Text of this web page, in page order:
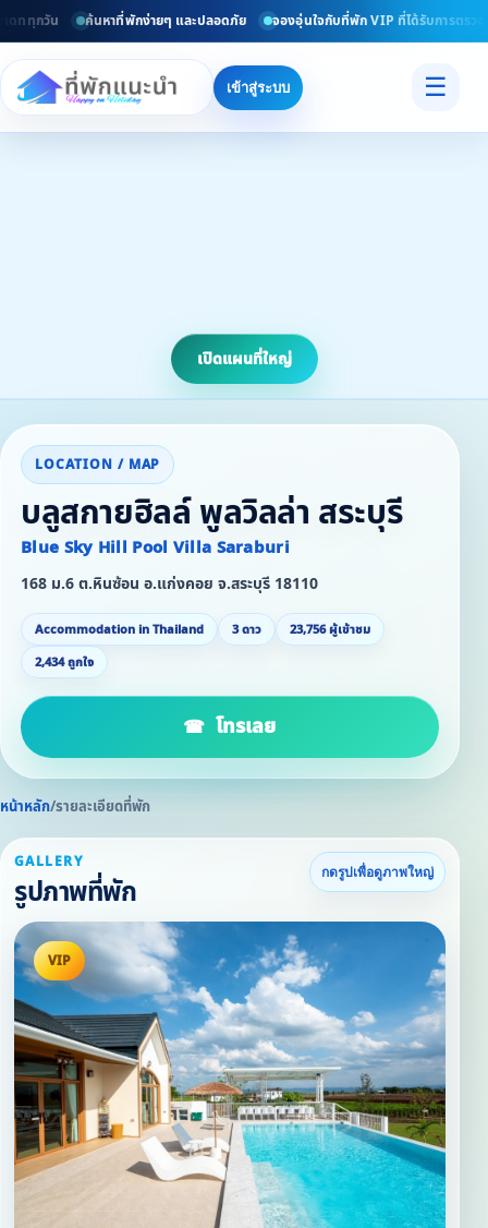
ททุกวัน ค้นหาที่พักง่ายๆ และปลอดภัย จองอุ่นใจกับที่พัก VIP ที่ได้รับการตรวจส
เข้าสู่ระบบ ☰
เปิดแผนที่ใหญ่
LOCATION / MAP
บลูสกายฮิลล์ พูลวิลล่า สระบุรี
Blue Sky Hill Pool Villa Saraburi
168 ม.6 ต.หินซ้อน อ.แก่งคอย จ.สระบุรี 18110
Accommodation in Thailand 3 ดาว
23,756 ผู้เข้าชม
2,434 ถูกใจ
โทรเลย
หน้าหลัก/รายละเอียดที่พัก
GALLERY
รูปภาพที่พัก
กดรูปเพื่อดูภาพใหญ่
VIP